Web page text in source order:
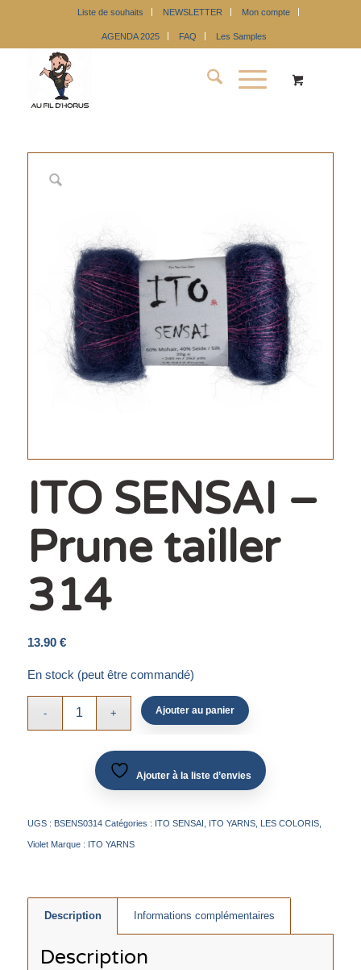
Liste de souhaits NEWSLETTER Mon compte
AGENDA 2025 FAQ Les Samples
ITO SENSAI –
Prune tailler
314
13.90 €
En stock (peut être commandé)
Ajouter au panier
Ajouter à la liste d’envies
UGS : BSENS0314 Catégories : ITO SENSAI ITO YARNS, LES COLORIS,
Violet Marque : ITO YARNS
Description Informations complémentaires
Description